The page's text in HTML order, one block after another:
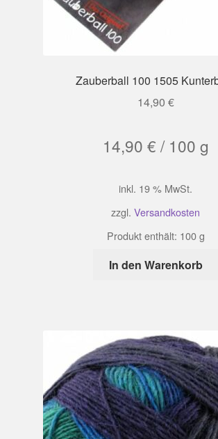
Zauberball 100 1505
14,90 €
14,90 € / 100 g
inkl. 19 % MwSt.
zzgl. Versandkosten
Produkt enthält: 100g
In den Warenkorb